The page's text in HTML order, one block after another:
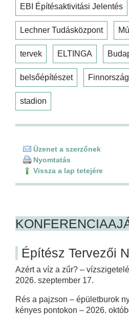
EBI Építésaktivitási Jelentés
Lechner Tudásközpont
tervek ELTINGA
belsőépítészet Finnország
stadion
Üzenet a szerzőnek
Nyomtatás
Vissza a lap tetejére
Építész Tervezői
Azért a víz a zűr? –
2026. szeptember 17.
Rés a pajzson – épületburok
kényes pontokon – 2026.